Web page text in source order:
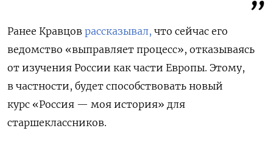
Ранее Кравцов рассказывал, что сейчас его
ведомство «выправляет процесс», отказываясь
от изучения России как части Европы. Этому,
в частности, будет способствовать новый
курс «Россия — моя история» для
старшеклассников.